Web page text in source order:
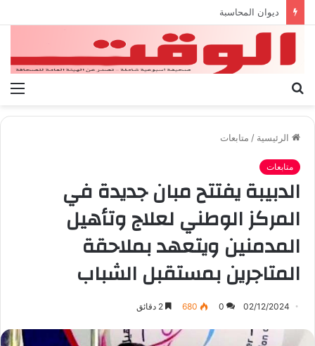
بيان الإتحاد الوطنى العام لعمال ليبيا
الرئيسية / متابعات
متابعات
الدبيبة يفتتح مبان جديدة في
المركز الوطني لعلاج وتأهيل
المدمنين ويتعهد بملاحقة
المتاجرين بمستقبل الشباب
02/12/2024
0
680